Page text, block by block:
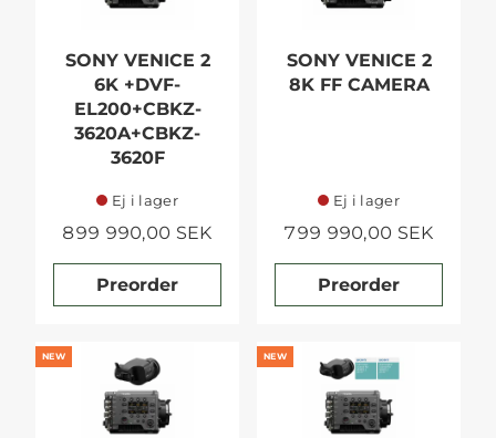
SONY VENICE 2
6K +DVF-
EL200+CBKZ-
3620A+CBKZ-
3620F
Ej i lager
899 990,00 SEK
Preorder
SONY VENICE 2
8K FF CAMERA
Ej i lager
799 990,00 SEK
Preorder
NEW NEW